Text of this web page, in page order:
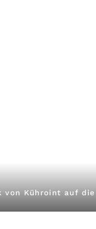
von Kühroint auf die